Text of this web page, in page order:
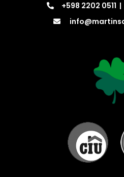
+598 2202 0511 |